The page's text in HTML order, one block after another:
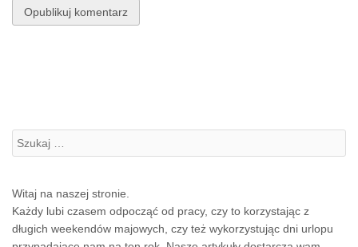
Szukanie:
Witaj na naszej stronie.
Każdy lubi czasem odpocząć od pracy, czy to korzystając z
długich weekendów majowych, czy też wykorzystując dni urlopu